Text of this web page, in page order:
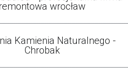
wrocław
Kamienia Naturalnego -
Chrobak